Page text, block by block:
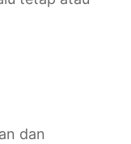
dan